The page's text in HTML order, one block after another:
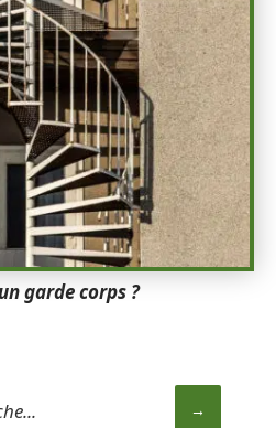
garde corps ?